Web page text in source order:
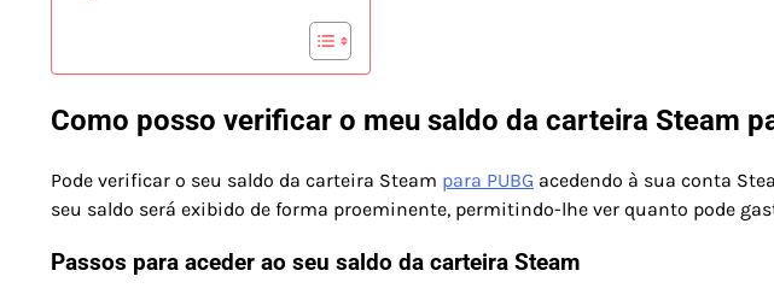
Como posso verificar o meu saldo da carteira Steam
Pode verificar o seu saldo da carteira Steam para PUBG acedendo à sua conta
seu saldo será exibido de forma proeminente, permitindo-lhe ver quanto pode
Passos para aceder ao seu saldo da carteira Steam